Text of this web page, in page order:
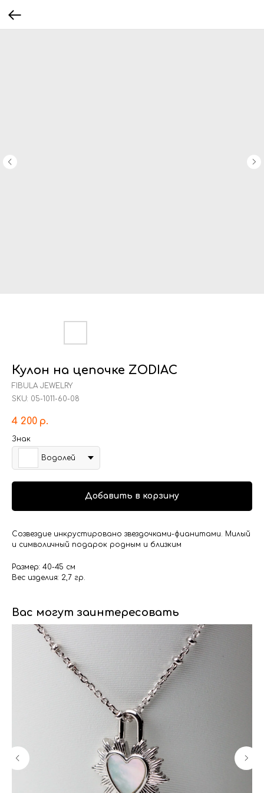
Кулон на цепочке ZODIAC
FIBULA JEWELRY
SKU: 05-1011-60-08
4 200 р.
Знак
Водолей
Добавить в корзину
Созвездие инкрустировано звездочками-фианитами. Милый
и символичный подарок родным и близким
Размер: 40-45 см
Вес изделия: 2,7 гр.
Вас могут заинтересовать